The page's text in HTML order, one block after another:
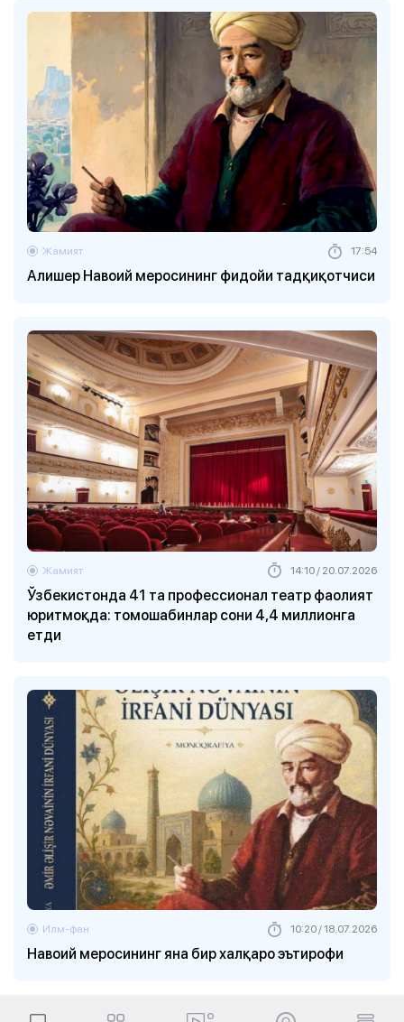
Алишер Навоий меросининг фидойи тадқиқотчиси
Жамият 17:54
Ўзбекистонда 41 та профессионал театр фаолият
юритмоқда: томошабинлар сони 4,4 миллионга
етди
Жамият 14:10 / 20.07.2026
Навоий меросининг яна бир халқаро эътирофи
Илм-фан 10:20 / 18.07.2026